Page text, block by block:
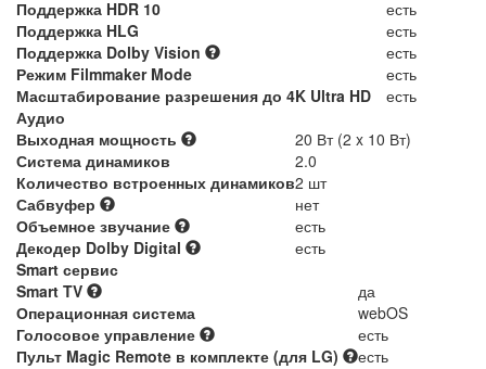
Поддержка HDR 10
есть
Поддержка HLG
есть
Поддержка Dolby Vision
есть
Режим Filmmaker Mode
есть
Масштабирование разрешения до 4K Ultra HD
есть
Аудио
Выходная мощность
20 Вт (2 x 10 Вт)
Система динамиков
2.0
Количество встроенных динамиков2 шт
Сабвуфер
нет
Объемное звучание
есть
Декодер Dolby Digital
есть
Smart сервис
Smart TV
да
Операционная система
webOS
Голосовое управление
есть
Пульт Magic Remote в комплекте (для LG)
есть